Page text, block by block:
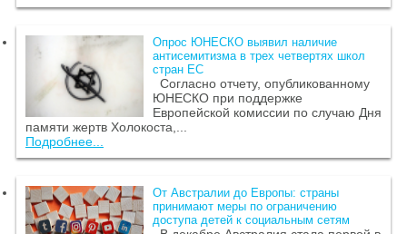
Опрос ЮНЕСКО выявил наличие
антисемитизма в трех четвертях школ
стран ЕС
Согласно отчету, опубликованному
ЮНЕСКО при поддержке
Европейской комиссии по случаю Дня
памяти жертв Холокоста,...
Подробнее...
От Австралии до Европы: страны
принимают меры по ограничению
доступа детей к социальным сетям